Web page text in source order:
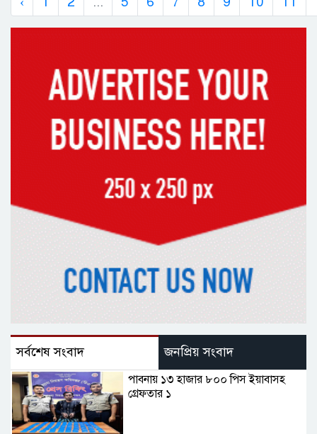
সর্বশেষ সংবাদ জনপ্রিয় সংবাদ
পাবনায় ১৩ হাজার ৮০০ পিস ইয়াবাসহ
গ্রেফতার ১